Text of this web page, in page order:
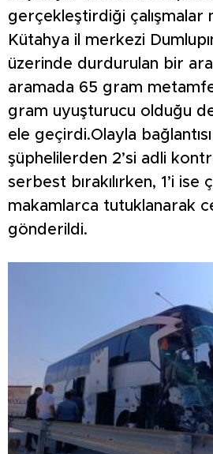
gerçekleştirdiği çalışmalar
Kütahya il merkezi
üzerinde durdurulan bir
aramada 65 gram
gram uyuşturucu olduğu
ele geçirdi.Olayla
şüphelilerden 2’si adli
serbest bırakılırken, 1’i ise
makamlarca tutuklanarak
gönderildi.